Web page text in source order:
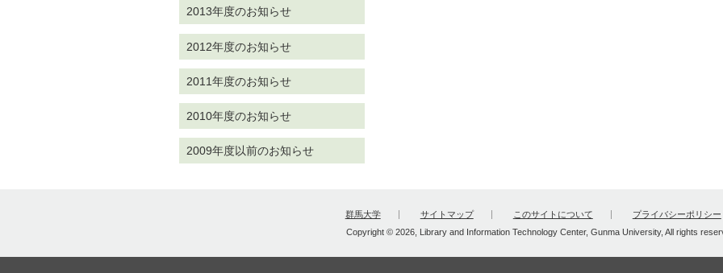
2013年度のお知らせ
2012年度のお知らせ
2011年度のお知らせ
2010年度のお知らせ
2009年度以前のお知らせ
群馬大学 サイトマップ このサイトについて
プライバシーポリシー
Copyright © 2026, Library and Information Technology Center, Gunma University, All rights